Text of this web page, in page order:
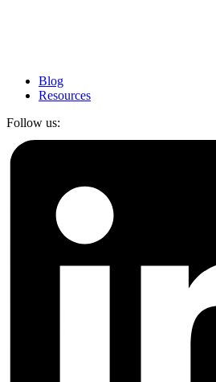
Blog
Resources
Follow us: